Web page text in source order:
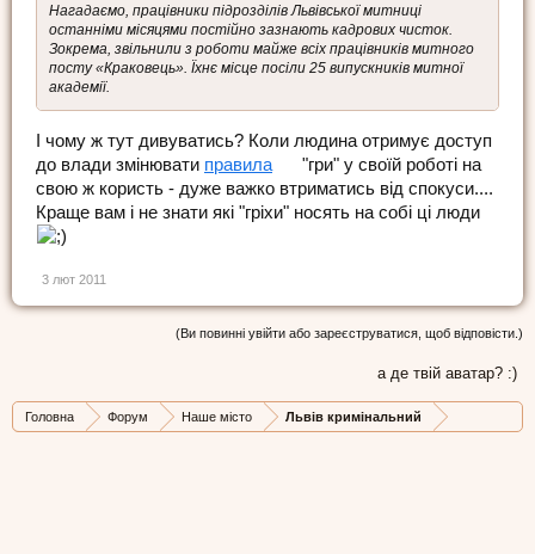
Нагадаємо, працівники підрозділів Львівської митниці
останніми місяцями постійно зазнають кадрових чисток.
Зокрема, звільнили з роботи майже всіх працівників митного
посту «Краковець». Їхнє місце посіли 25 випускників митної
академії.
І чому ж тут дивуватись? Коли людина отримує доступ
до влади змінювати правила
"гри" у своїй роботі на
свою ж користь - дуже важко втриматись від спокуси....
Краще вам і не знати які "гріхи" носять на собі ці люди
3 лют 2011
(Ви повинні увійти або зареєструватися, щоб відповісти.)
а де твій аватар? :)
Головна Форум Наше місто Львів кримінальний